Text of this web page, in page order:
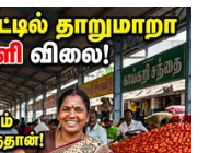
கொள்வார்கள்.
செய்வதைப்
வேண்டும் என